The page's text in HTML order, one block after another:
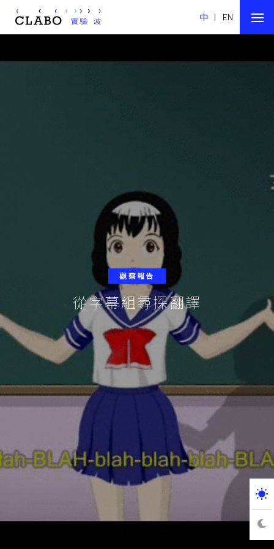
中 | EN
觀察報告
從字幕組尋探翻譯